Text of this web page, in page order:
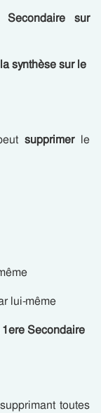
sur
synthèse sur le
supprimerle
lui-même
Secondaire
toutes